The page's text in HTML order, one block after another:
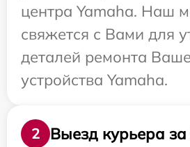
центра Yamaha. Наш
свяжется с Вами для
деталей ремонта
устройства Yamaha.
2
Выезд курьера